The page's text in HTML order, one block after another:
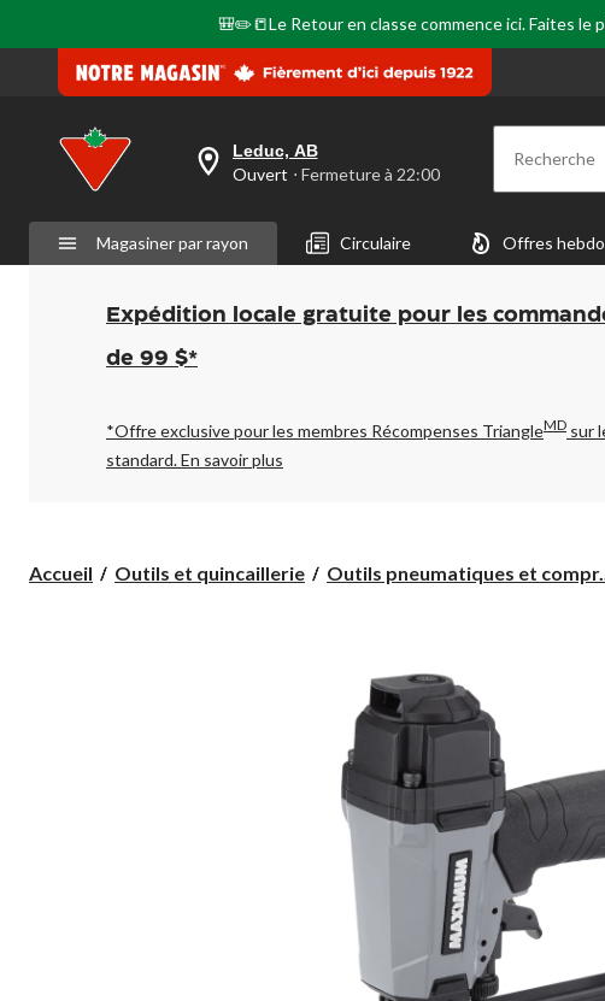
🎒✏️📒Le Retour en classe commence ici. Faites
votre
est
Leduc,
AB,
Ouvert,
Fermeture
à
pour
changer
Leduc, AB
Ouvert ⋅ Fermeture à 22:00 Recherche
Magasiner par rayon Circulaire Offres hebdo
Expédition locale gratuite pour les
de 99 $*
*Offre exclusive pour les membres Récompenses TriangleMD sur
standard.En savoir plus
Accueil Outils et quincaillerie Outils pneumatiques et compr...